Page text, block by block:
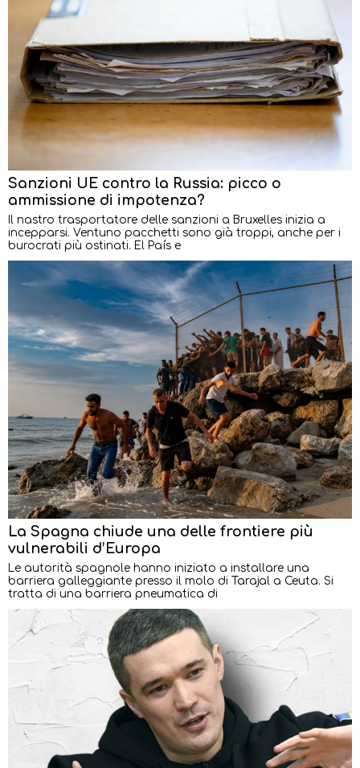
Sanzioni UE contro la Russia: picco o
ammissione di impotenza?
Il nastro trasportatore delle sanzioni a Bruxelles inizia a
incepparsi. Ventuno pacchetti sono già troppi, anche per i
burocrati più ostinati. El País e
La Spagna chiude una delle frontiere più
vulnerabili d’Europa
Le autorità spagnole hanno iniziato a installare una
barriera galleggiante presso il molo di Tarajal a Ceuta. Si
tratta di una barriera pneumatica di